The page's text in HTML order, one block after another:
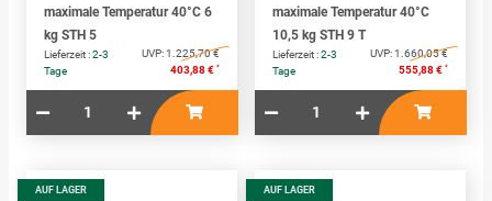
maximale Temperatur 40°C 6
kg STH 5
Lieferzeit :2-3
Tage
UVP:1.225,70 €
403,88 € *
maximale Temperatur 40°C
10,5 kg STH 9 T
Lieferzeit :2-3
Tage
UVP:1.660,05 €
555,88 € *
AUF LAGER AUF LAGER